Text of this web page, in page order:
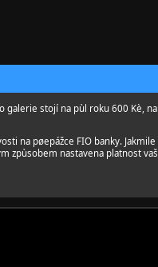
stojí na pùl roku 600 Kè,
na pøepážce FIO banky.
zpùsobem nastavena platnost